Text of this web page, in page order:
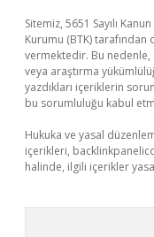
Sitemiz, 5651 Sayılı
Kurumu (BTK) tarafından
vermektedir. Bu
veya araştırma
yazdıkları içeriklerin
bu sorumluluğu kabul
Hukuka ve yasal
içerikleri,
halinde, ilgili içerikler